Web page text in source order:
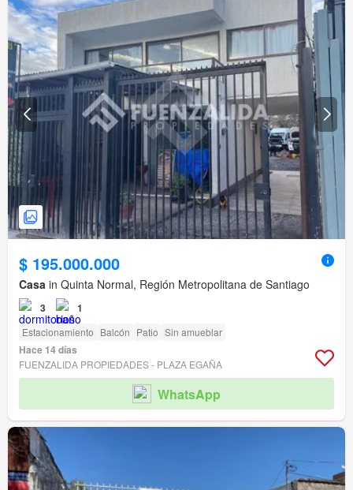
$ 195.000.000
Casa in Quinta Normal, Región Metropolitana de Santiago
3 1
Estacionamiento Balcón Patio Sin amueblar
Hace 14 días
FUENZALIDA PROPIEDADES - PLAZA EGAÑA
WhatsApp